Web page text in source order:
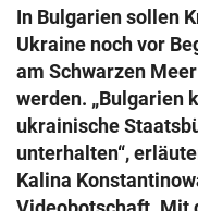
search
eingeben
© Krone Multimedia
Muthgasse 2, 1190 Wien
In Bulgarien sollen
Ukraine noch vor
am Schwarzen
werden. „Bulgarien
ukrainische
unterhalten“,
Kalina